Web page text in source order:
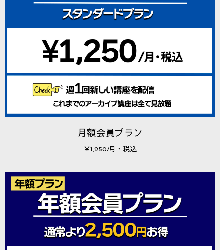
月額会員プラン
￥1,250/月・税込